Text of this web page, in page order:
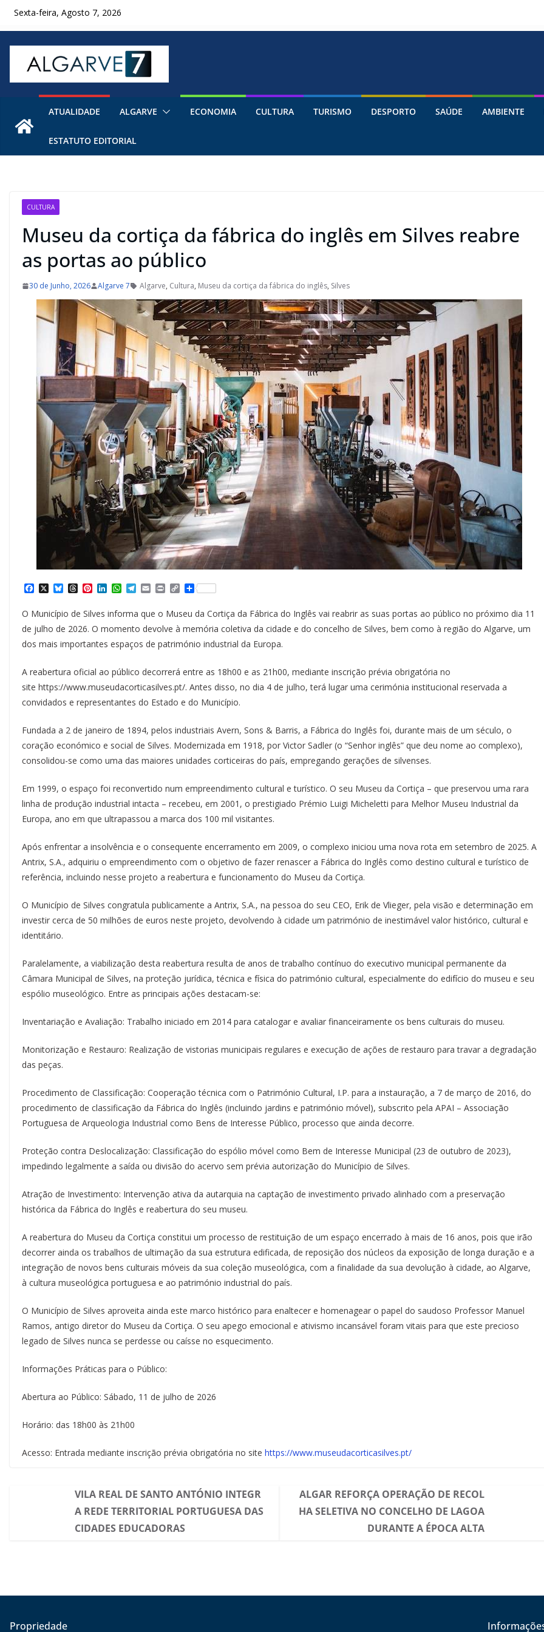
SkipSexta-feira, Agosto 7, 2026
ATUALIDADE ALGARVE ECONOMIA CULTURA TURISMO DESPORTO SAÚDE AMBIENTE
ESTATUTO EDITORIAL
CULTURA
Museu da cortiça da fábrica do inglês em Silves reabre
as portas ao público
30 de Junho, 2026 Algarve 7 Algarve, Cultura, Museu da cortiça da fábrica do inglês, Silves
c
e
b
o
o
X B
e
s
y
T
e
a
s
P
t
e
e
t
L
n
k
e
I
W
t
s
p
T
e
g
a
E
i
l
P
i
n
t
C
y
L
n
S
a
r
e
O Município de Silves informa que o Museu da Cortiça da Fábrica do Inglês vai reabrir as suas portas ao público no próximo dia 11
de julho de 2026. O momento devolve à memória coletiva da cidade e do concelho de Silves, bem como à região do Algarve, um
dos mais importantes espaços de património industrial da Europa.
A reabertura oficial ao público decorrerá entre as 18h00 e as 21h00, mediante inscrição prévia obrigatória no
site https://www.museudacorticasilves.pt/. Antes disso, no dia 4 de julho, terá lugar uma cerimónia institucional reservada a
convidados e representantes do Estado e do Município.
Fundada a 2 de janeiro de 1894, pelos industriais Avern, Sons & Barris, a Fábrica do Inglês foi, durante mais de um século, o
coração económico e social de Silves. Modernizada em 1918, por Victor Sadler (o “Senhor inglês” que deu nome ao complexo),
consolidou-se como uma das maiores unidades corticeiras do país, empregando gerações de silvenses.
Em 1999, o espaço foi reconvertido num empreendimento cultural e turístico. O seu Museu da Cortiça – que preservou uma rara
linha de produção industrial intacta – recebeu, em 2001, o prestigiado Prémio Luigi Micheletti para Melhor Museu Industrial da
Europa, ano em que ultrapassou a marca dos 100 mil visitantes.
Após enfrentar a insolvência e o consequente encerramento em 2009, o complexo iniciou uma nova rota em setembro de 2025. A
Antrix, S.A., adquiriu o empreendimento com o objetivo de fazer renascer a Fábrica do Inglês como destino cultural e turístico de
referência, incluindo nesse projeto a reabertura e funcionamento do Museu da Cortiça.
O Município de Silves congratula publicamente a Antrix, S.A., na pessoa do seu CEO, Erik de Vlieger, pela visão e determinação em
investir cerca de 50 milhões de euros neste projeto, devolvendo à cidade um património de inestimável valor histórico, cultural e
identitário.
Paralelamente, a viabilização desta reabertura resulta de anos de trabalho contínuo do executivo municipal permanente da
Câmara Municipal de Silves, na proteção jurídica, técnica e física do património cultural, especialmente do edifício do museu e seu
espólio museológico. Entre as principais ações destacam-se:
Inventariação e Avaliação: Trabalho iniciado em 2014 para catalogar e avaliar financeiramente os bens culturais do museu.
Monitorização e Restauro: Realização de vistorias municipais regulares e execução de ações de restauro para travar a degradação
das peças.
Procedimento de Classificação: Cooperação técnica com o Património Cultural, I.P. para a instauração, a 7 de março de 2016, do
procedimento de classificação da Fábrica do Inglês (incluindo jardins e património móvel), subscrito pela APAI – Associação
Portuguesa de Arqueologia Industrial como Bens de Interesse Público, processo que ainda decorre.
Proteção contra Deslocalização: Classificação do espólio móvel como Bem de Interesse Municipal (23 de outubro de 2023),
impedindo legalmente a saída ou divisão do acervo sem prévia autorização do Município de Silves.
Atração de Investimento: Intervenção ativa da autarquia na captação de investimento privado alinhado com a preservação
histórica da Fábrica do Inglês e reabertura do seu museu.
A reabertura do Museu da Cortiça constitui um processo de restituição de um espaço encerrado à mais de 16 anos, pois que irão
decorrer ainda os trabalhos de ultimação da sua estrutura edificada, de reposição dos núcleos da exposição de longa duração e a
integração de novos bens culturais móveis da sua coleção museológica, com a finalidade da sua devolução à cidade, ao Algarve,
à cultura museológica portuguesa e ao património industrial do país.
O Município de Silves aproveita ainda este marco histórico para enaltecer e homenagear o papel do saudoso Professor Manuel
Ramos, antigo diretor do Museu da Cortiça. O seu apego emocional e ativismo incansável foram vitais para que este precioso
legado de Silves nunca se perdesse ou caísse no esquecimento.
Informações Práticas para o Público:
Abertura ao Público: Sábado, 11 de julho de 2026
Horário: das 18h00 às 21h00
Acesso: Entrada mediante inscrição prévia obrigatória no site https://www.museudacorticasilves.pt/
VILA REAL DE SANTO ANTÓNIO INTEGR
A REDE TERRITORIAL PORTUGUESA DAS
CIDADES EDUCADORAS
ALGAR REFORÇA OPERAÇÃO DE RECOL
HA SELETIVA NO CONCELHO DE LAGOA
DURANTE A ÉPOCA ALTA
Propriedade